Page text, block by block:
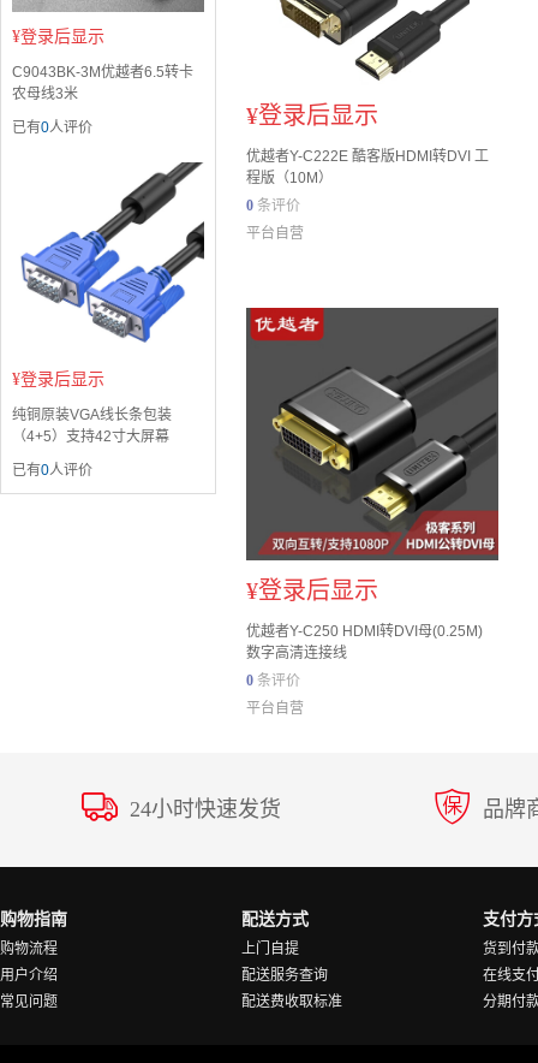
¥登录后显示
C9043BK-3M优越者6.5转卡
农母线3米
已有0人评价
¥登录后显示
纯铜原装VGA线长条包装
（4+5）支持42寸大屏幕
已有0人评价
¥登录后显示
优越者Y-C222E 酷客版HDMI转DVI 工
程版（10M）
0 条评价
平台自营
¥登录后显示
优越者Y-C250 HDMI转DVI母(0.25M)
数字高清连接线
0 条评价
平台自营
24小时快速发货 品牌
购物指南
购物流程
用户介绍
常见问题
配送方式
上门自提
配送服务查询
配送费收取标准
支付方
货到付
在线支
分期付